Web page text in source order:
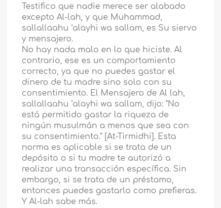
Testifico que nadie merece ser alabado
excepto Al-lah, y que Muhammad,
sallallaahu ‘alayhi wa sallam, es Su siervo
y mensajero.
No hay nada malo en lo que hiciste. Al
contrario, ese es un comportamiento
correcto, ya que no puedes gastar el
dinero de tu madre sino solo con su
consentimiento. El Mensajero de Al lah,
sallallaahu ‘alayhi wa sallam, dijo: "No
está permitido gastar la riqueza de
ningún musulmán a menos que sea con
su consentimiento." [At-Tirmidhi]. Esta
norma es aplicable si se trata de un
depósito o si tu madre te autorizó a
realizar una transacción específica. Sin
embargo, si se trata de un préstamo,
entonces puedes gastarlo como prefieras.
Y Al-lah sabe más.